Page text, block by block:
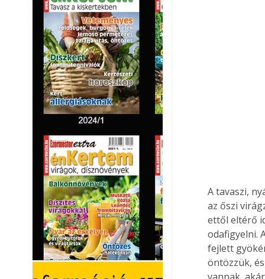
A tavaszi,
az őszi
ettől eltérő
odafigyelni.
fejlett
öntözzük,